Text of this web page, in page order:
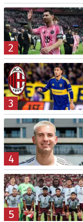
2
3
4
5